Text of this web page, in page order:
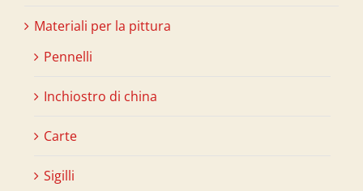
Materiali per la pittura
Pennelli
Inchiostro di china
Carte
Sigilli